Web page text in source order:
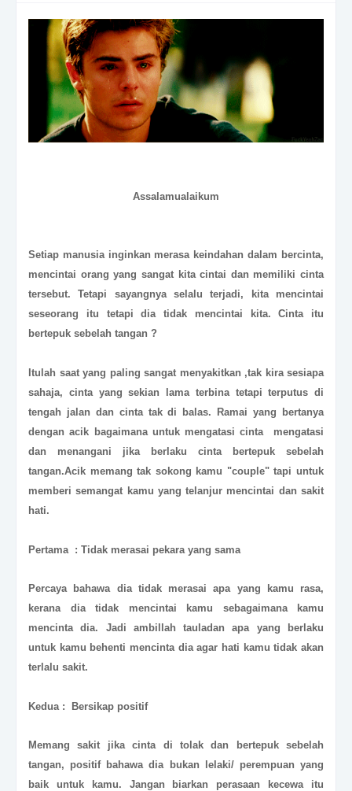
Assalamualaikum
Setiap manusia inginkan merasa keindahan dalam bercinta,
mencintai orang yang sangat kita cintai dan memiliki cinta
tersebut. Tetapi sayangnya selalu terjadi, kita mencintai
seseorang itu tetapi dia tidak mencintai kita. Cinta itu
bertepuk sebelah tangan ?
Itulah saat yang paling sangat menyakitkan ,tak kira sesiapa
sahaja, cinta yang sekian lama terbina tetapi terputus di
tengah jalan dan cinta tak di balas. Ramai yang bertanya
dengan acik bagaimana untuk mengatasi cinta mengatasi
dan menangani jika berlaku cinta bertepuk sebelah
tangan.Acik memang tak sokong kamu "couple" tapi untuk
memberi semangat kamu yang telanjur mencintai dan sakit
hati.
Pertama : Tidak merasai pekara yang sama
Percaya bahawa dia tidak merasai apa yang kamu rasa,
kerana dia tidak mencintai kamu sebagaimana kamu
mencinta dia. Jadi ambillah tauladan apa yang berlaku
untuk kamu behenti mencinta dia agar hati kamu tidak akan
terlalu sakit.
Kedua : Bersikap positif
Memang sakit jika cinta di tolak dan bertepuk sebelah
tangan, positif bahawa dia bukan lelaki/ perempuan yang
baik untuk kamu. Jangan biarkan perasaan kecewa itu